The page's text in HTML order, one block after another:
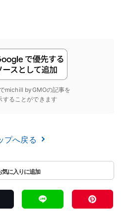
michill byGMOの記事を
することができます
プへ戻る